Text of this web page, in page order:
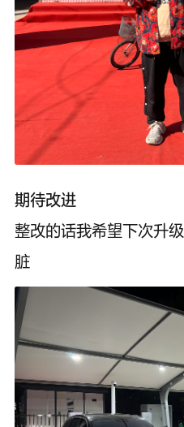
期待改进
整改的话我希望下次升
脏